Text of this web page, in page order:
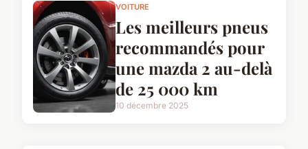
VOITURE
Les meilleurs pneus
recommandés pour
une mazda 2 au-delà
de 25 000 km
10 décembre 2025